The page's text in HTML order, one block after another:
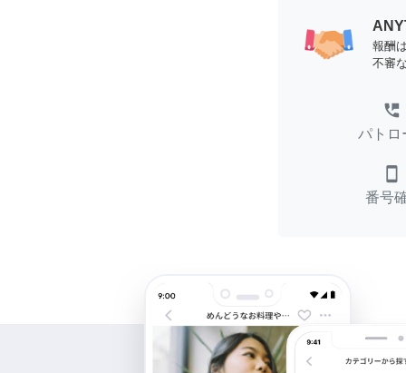
報酬
不審
perm_phone_msg
パトロ
smartphone
番号